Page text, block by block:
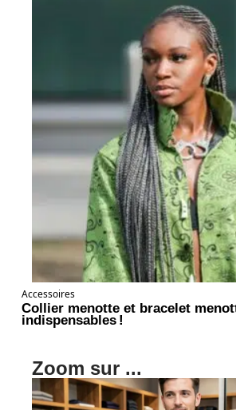
Accessoires
Collier menotte et bracelet
indispensables !
Zoom sur ...